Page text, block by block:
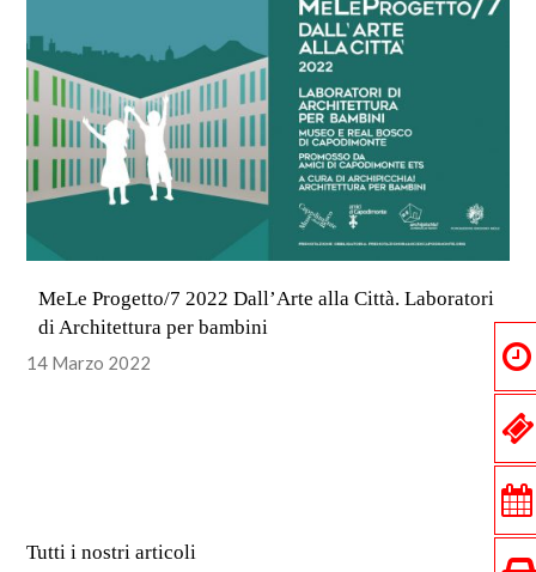
MeLe Progetto/7 2022 Dall’Arte alla Città. Laboratori
di Architettura per bambini
14 Marzo 2022
Tutti i nostri articoli